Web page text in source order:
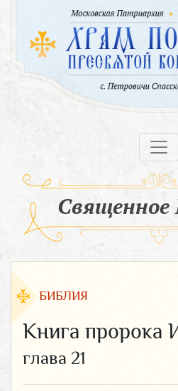
Священное
БИБЛИЯ
Книга пророка
глава 21